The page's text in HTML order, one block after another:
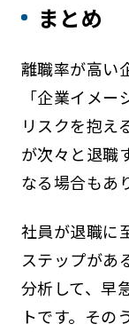
まとめ
離職率が高い
「企業イメ
リスクを抱え
が次々と退職
なる場合もあ
社員が退職に
ステップがあ
分析して、早
トです。その